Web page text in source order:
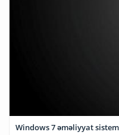
Windows 7 əməliyyat